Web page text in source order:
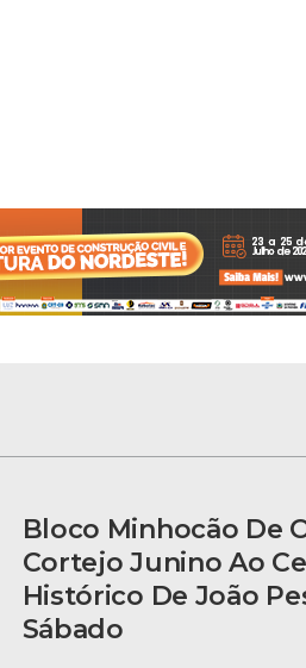
Bloco Minhocão De
Cortejo Junino Ao
Histórico De João
Sábado